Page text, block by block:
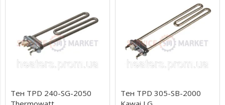
Тен TPD 240-SG-2050
Тен TPD 305-SB-2000